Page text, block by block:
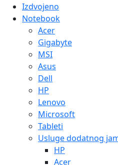
Izdvojeno
Notebook
Acer
Gigabyte
MSI
Asus
Dell
HP
Lenovo
Microsoft
Tableti
Usluge dodatnog
HP
Acer